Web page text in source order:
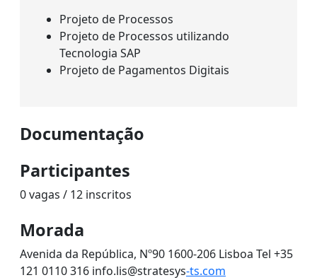
Projeto de Processos
Projeto de Processos utilizando
Tecnologia SAP
Projeto de Pagamentos Digitais
Documentação
Participantes
0 vagas / 12 inscritos
Morada
Avenida da República, Nº90 1600-206 Lisboa Tel +35
121 0110 316 info.lis@stratesys-ts.com